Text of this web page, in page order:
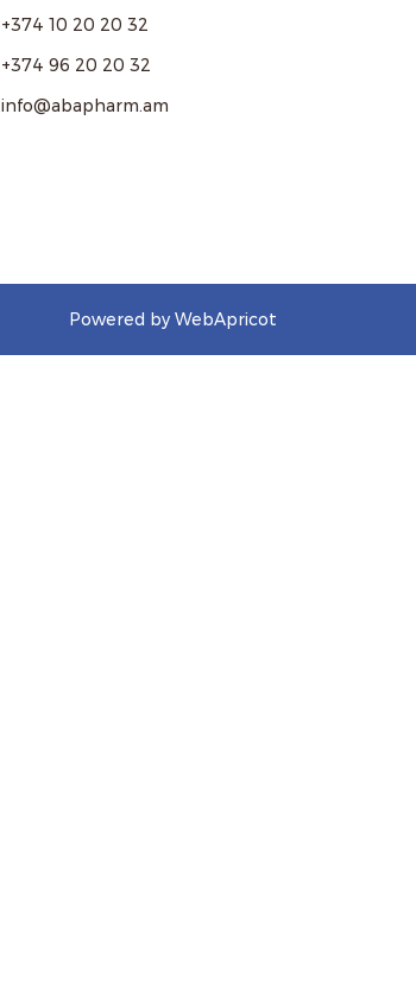
+374 10 20 20 32
+374 96 20 20 32
info@abapharm.am
Powered by WebApricot